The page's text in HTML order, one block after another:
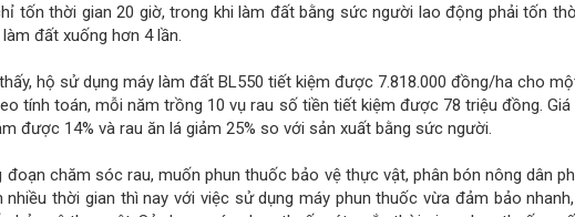
tốn thời gian 20 giờ, trong khi làm đất bằng sức người lao động phải tốn
đất xuống hơn 4 lần.
hộ sử dụng máy làm đất BL550 tiết kiệm được 7.818.000 đồng/ha cho
tính toán, mỗi năm trồng 10 vụ rau số tiền tiết kiệm được 78 triệu đồng.
được 14% và rau ăn lá giảm 25% so với sản xuất bằng sức người.
chăm sóc rau, muốn phun thuốc bảo vệ thực vật, phân bón nông dân
nhiều thời gian thì nay với việc sử dụng máy phun thuốc vừa đảm bảo